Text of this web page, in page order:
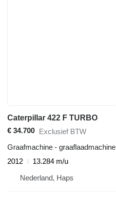
Caterpillar 422 F TURBO
€ 34.700 Exclusief BTW
Graafmachine - graaflaadmachine
2012
13.284 m/u
Nederland, Haps